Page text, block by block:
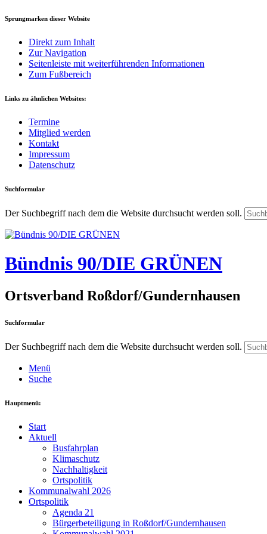
Sprungmarken dieser Website
Direkt zum Inhalt
Zur Navigation
Seitenleiste mit weiterführenden Informationen
Zum Fußbereich
Links zu ähnlichen Websites:
Termine
Mitglied werden
Kontakt
Impressum
Datenschutz
Suchformular
Der Suchbegriff nach dem die Website durchsucht werden soll.
Bündnis 90/DIE GRÜNEN
Ortsverband Roßdorf/Gundernhausen
Suchformular
Der Suchbegriff nach dem die Website durchsucht werden soll.
Menü
Suche
Hauptmenü:
Start
Aktuell
Busfahrplan
Klimaschutz
Nachhaltigkeit
Ortspolitik
Kommunalwahl 2026
Ortspolitik
Agenda 21
Bürgerbeteiligung in Roßdorf/Gundernhausen